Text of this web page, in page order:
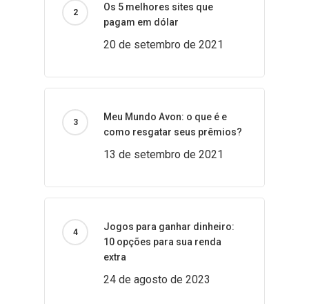
Os 5 melhores sites que
pagam em dólar
20 de setembro de 2021
Meu Mundo Avon: o que é e
como resgatar seus prêmios?
13 de setembro de 2021
Jogos para ganhar dinheiro:
10 opções para sua renda
extra
24 de agosto de 2023